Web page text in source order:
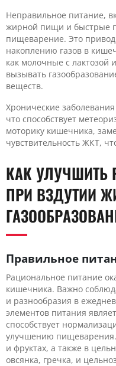
Неправильное питание,
жирной пищи и быстрые
пищеварение. Это
накоплению газов в
как молочные с лактозой
вызывать
веществ.
Хронические
что способствует
моторику кишечника,
чувствительность ЖКТ,
КАК УЛУЧШИТЬ
ПРИ ВЗДУТИИ
Правильное
Рациональное питание
кишечника. Важно
и разнообразия в
элементов питания
способствует
улучшению
и фруктах, а также в
овсянка, гречка, и